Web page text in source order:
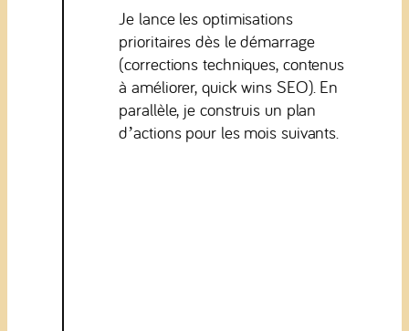
Je lance les optimisations
prioritaires dès le démarrage
(corrections techniques, contenus
à améliorer, quick wins SEO). En
parallèle, je construis un plan
d’actions pour les mois suivants.